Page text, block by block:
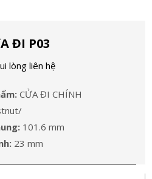
ĐI P03
lòng liên hệ
CỬA ĐI CHÍNH
101.6 mm
23 mm